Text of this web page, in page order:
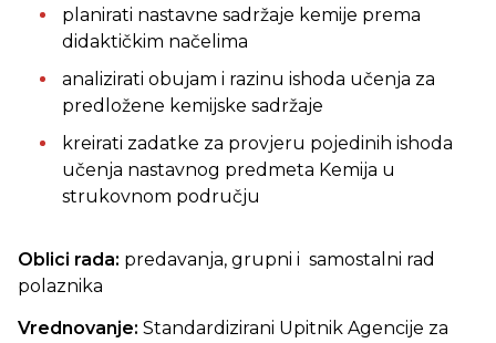
planirati nastavne sadržaje kemije prema
didaktičkim načelima
analizirati obujam i razinu ishoda učenja za
predložene kemijske sadržaje
kreirati zadatke za provjeru pojedinih ishoda
učenja nastavnog predmeta Kemija u
strukovnom području
Oblici rada: predavanja, grupni i samostalni rad
polaznika
Vrednovanje: Standardizirani Upitnik Agencije za